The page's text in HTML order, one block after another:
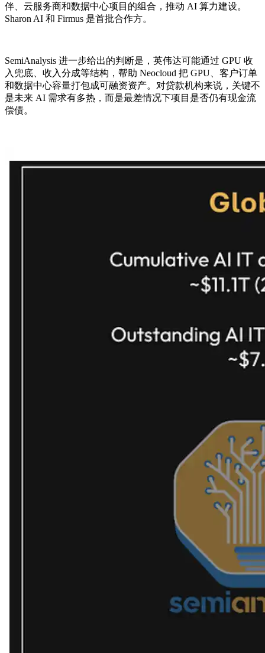
伴、云服务商和数据中心项目的组合，推动 AI 算力建设。
Sharon AI 和 Firmus 是首批合作方。
SemiAnalysis 进一步给出的判断是，英伟达可能通过 GPU 收
入兜底、收入分成等结构，帮助 Neocloud 把 GPU、客户订单
和数据中心容量打包成可融资资产。对贷款机构来说，关键不
是未来 AI 需求有多热，而是最差情况下项目是否仍有现金流
偿债。